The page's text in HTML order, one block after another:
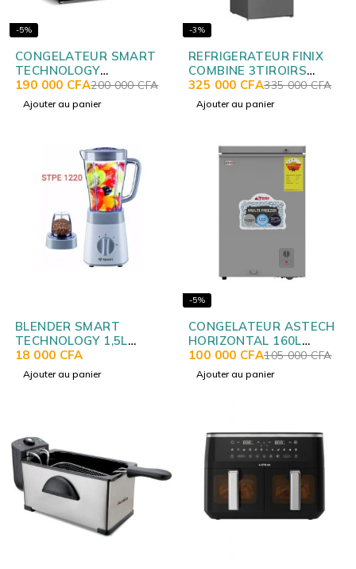
-5%
CONGELATEUR SMART
TECHNOLOGY
HORIZONTAL 280LITRES
NOIR STCC327B
200 000CFA
190 000 CFA
Ajouter au panier
-3%
REFRIGERATEUR FINIX
COMBINE 3TIROIRS
468LITRES + DIST D'EAU
GRIS GT/SN 383W
335 000CFA
325 000 CFA
Ajouter au panier
BLENDER SMART
TECHNOLOGY 1,5L
STPE1220
18 000 CFA
Ajouter au panier
-5%
CONGELATEUR ASTECH
HORIZONTAL 160L
SILVER CH160IG105 000CFA
100 000 CFA
Ajouter au panier